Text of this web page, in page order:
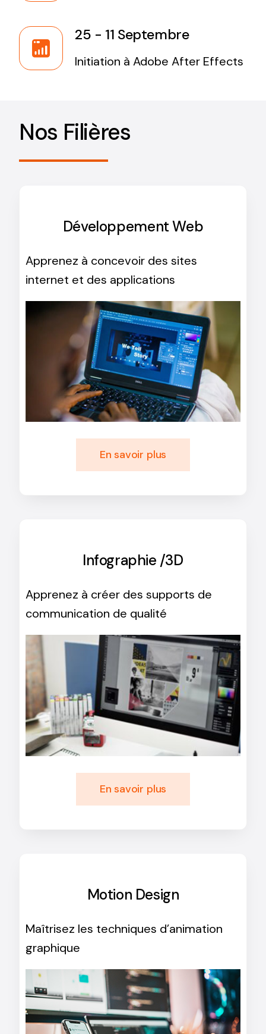
25 - 11 Septembre
Initiation à Adobe After Effects
Nos Filières
Développement Web
Apprenez à concevoir des sites
internet et des applications
En savoir plus
Infographie /3D
Apprenez à créer des supports de
communication de qualité
En savoir plus
Motion Design
Maîtrisez les techniques d’animation
graphique